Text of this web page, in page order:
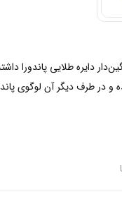
و در طرف دیگر آن لوگوی